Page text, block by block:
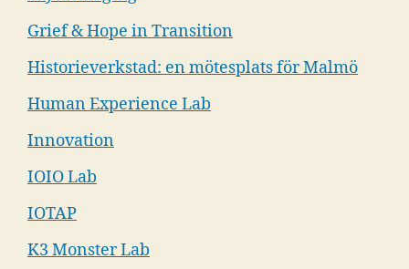
Grief & Hope in Transition
Historieverkstad: en mötesplats för Malmö
Human Experience Lab
Innovation
IOIO Lab
IOTAP
K3 Monster Lab